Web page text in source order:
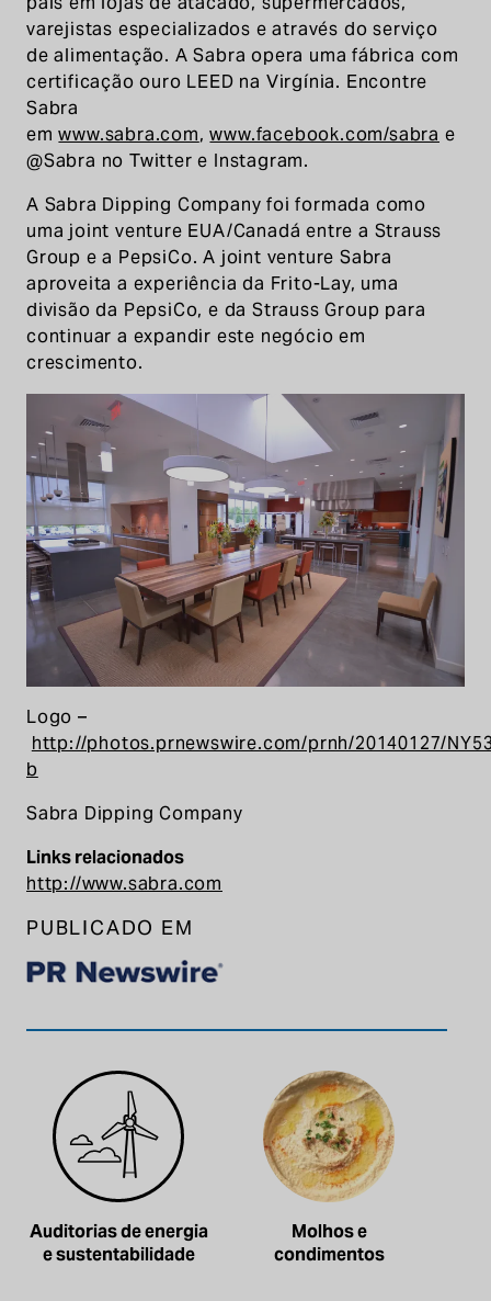
varejistas especializados e através do serviço
de alimentação. A Sabra opera uma fábrica com
certificação ouro LEED na Virgínia. Encontre
Sabra
emwww.sabra.com,www.facebook.com/sabra e
@Sabra no Twitter e Instagram.
A Sabra Dipping Company foi formada como
uma joint venture EUA/Canadá entre a Strauss
Group e a PepsiCo. A joint venture Sabra
aproveita a experiência da Frito-Lay, uma
divisão da PepsiCo, e da Strauss Group para
continuar a expandir este negócio em
crescimento.
Logo –
http://photos.prnewswire.com/prnh/20140127/
b
Sabra Dipping Company
Links relacionados
http://www.sabra.com
PUBLICADO EM
Auditorias de energia
e sustentabilidade
Molhos e
condimentos